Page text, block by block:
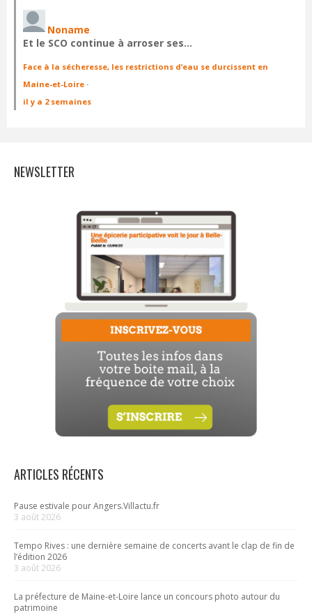
Noname
Et le SCO continue à arroser ses…
Face à la sécheresse, les restrictions d’eau se durcissent en
Maine-et-Loire ·
il y a 2 semaines
NEWSLETTER
ARTICLES RÉCENTS
Pause estivale pour Angers.Villactu.fr
3 août 2026
Tempo Rives : une dernière semaine de concerts avant le clap de fin de
l’édition 2026
3 août 2026
La préfecture de Maine-et-Loire lance un concours photo autour du
patrimoine